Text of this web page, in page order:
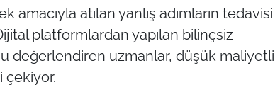
atılan yanlış adımların tedavisi
platformlardan yapılan bilinçsiz
değerlendiren uzmanlar, düşük maliyetli
çekiyor.